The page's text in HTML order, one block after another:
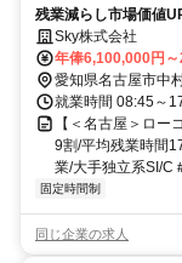
残業減らし市場価値
Sky株式会社
年俸6,100,000円
愛知県名古屋市中
就業時間 08:45～
【＜名古屋＞ロ
9割/平均残業時間
業/大手独立系SI/C
固定時間制
同じ企業の求人